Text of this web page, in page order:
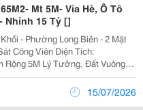
Mt 5M- Vỉa Hè, Ô Tô
Nhỉnh 15 Tỷ []
- Phường Long Biên - 2 Mặt
Viên Diện Tích:
Rộng 5M Lý Tưởng, Đất Vuông
Phân Lô Cực
Đường Trước Sau Rộng Rãi, Ô...
15/07/2026